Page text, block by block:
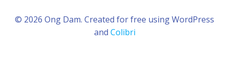
© 2026 Ong Dam. Created for free using WordPress
and Colibri